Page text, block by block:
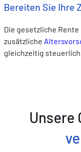
Bereiten Sie Ihre
Die gesetzliche
zusätzliche
gleichzeitig
Unsere